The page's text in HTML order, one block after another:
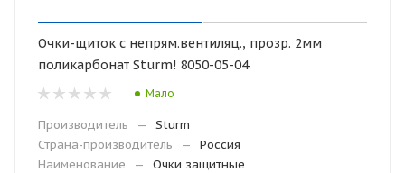
Очки-щиток с непрям.вентиляц., прозр. 2мм
поликарбонат Sturm! 8050-05-04
Мало
Производитель —
Sturm
Страна-производитель
—
Россия
Наименование
— Очки защитные